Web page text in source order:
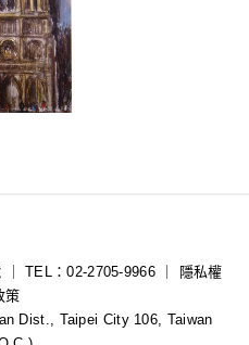
TEL：02-2705-9966 ｜ 隱私權
策
Dist., Taipei City 106, Taiwan